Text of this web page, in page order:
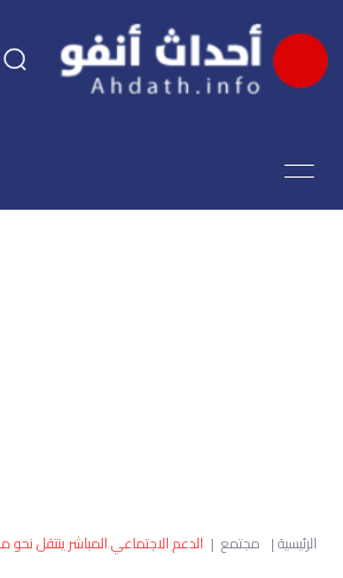
اقتصاد
العالم الرئيسية| مجتمع | الدعم الاجتماعي المباشر ينتقل نحو